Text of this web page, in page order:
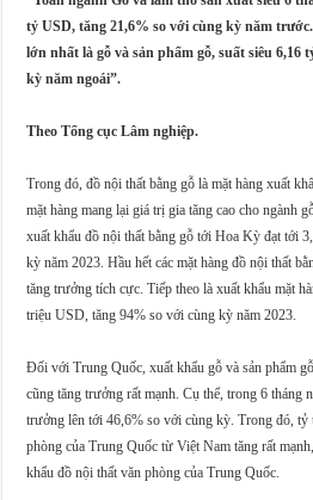
tỷ USD, tăng 21,6% so với cùng kỳ năm
lớn nhất là gỗ và sản phẩm gỗ, suất siêu 6,16
kỳ năm ngoái”.
Theo Tổng cục Lâm nghiệp.
Trong đó, đồ nội thất bằng gỗ là mặt hàng xuất
mặt hàng mang lại giá trị gia tăng cao cho ngành
xuất khẩu đồ nội thất bằng gỗ tới Hoa Kỳ đạt tới
kỳ năm 2023. Hầu hết các mặt hàng đồ nội thất
tăng trưởng tích cực. Tiếp theo là xuất khẩu mặt
triệu USD, tăng 94% so với cùng kỳ năm 2023.
Đối với Trung Quốc, xuất khẩu gỗ và sản phẩm
cũng tăng trưởng rất mạnh. Cụ thể, trong 6 tháng
trưởng lên tới 46,6% so với cùng kỳ. Trong đó, tỷ
phòng của Trung Quốc từ Việt Nam tăng rất
khẩu đồ nội thất văn phòng của Trung Quốc.